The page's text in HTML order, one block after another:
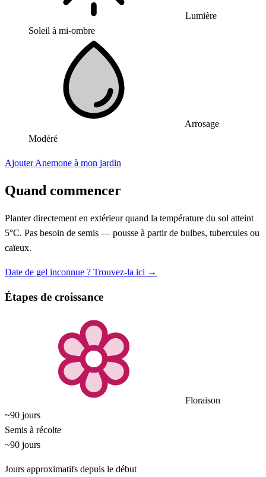
Lumière
Soleil à mi-ombre
Arrosage
Modéré
Ajouter Anemone à mon jardin
Quand commencer
Planter directement en extérieur quand la température du sol atteint
5°C. Pas besoin de semis — pousse à partir de bulbes, tubercules ou
caïeux.
Date de gel inconnue ? Trouvez-la ici →
Étapes de croissance
Floraison
~90 jours
Semis à récolte
~90 jours
Jours approximatifs depuis le début